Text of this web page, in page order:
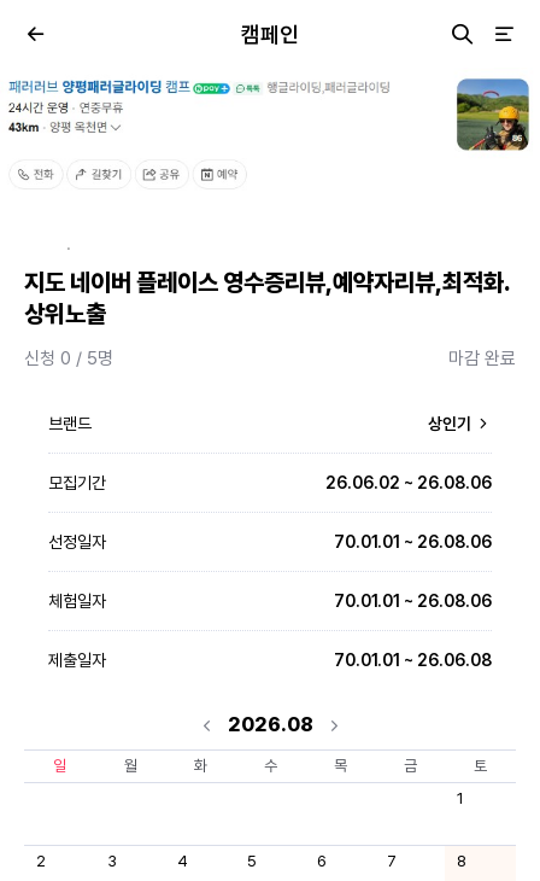
캠페인
·
지도 네이버 플레이스 영수증리뷰,예약자리뷰,최적화.
상위노출
신청 0 / 5명 마감 완료
브랜드 상인기
모집기간 26.06.02 ~ 26.08.06
선정일자 70.01.01 ~ 26.08.06
체험일자 70.01.01 ~ 26.08.06
제출일자 70.01.01 ~ 26.06.08
2026.08
일 월 화 수 목 금
토
1
2 3 4 5 6 7 8